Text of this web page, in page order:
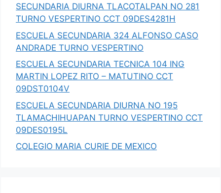
SECUNDARIA DIURNA TLACOTALPAN NO 281
TURNO VESPERTINO CCT 09DES4281H
ESCUELA SECUNDARIA 324 ALFONSO CASO
ANDRADE TURNO VESPERTINO
ESCUELA SECUNDARIA TECNICA 104 ING
MARTIN LOPEZ RITO – MATUTINO CCT
09DST0104V
ESCUELA SECUNDARIA DIURNA NO 195
TLAMACHIHUAPAN TURNO VESPERTINO CCT
09DES0195L
COLEGIO MARIA CURIE DE MEXICO